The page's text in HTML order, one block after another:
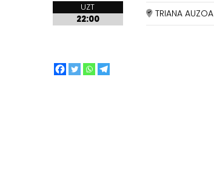
UZT
22:00
TRIANA AUZOA